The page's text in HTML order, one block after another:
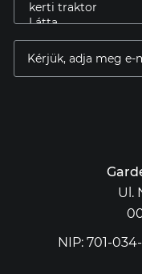
Ul.
NIP: 701-